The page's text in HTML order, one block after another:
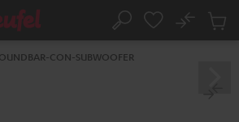
Cerca
No
CON-SUBWOOFER